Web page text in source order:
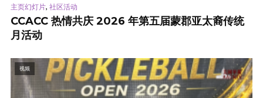
主页幻灯片, 社区活动
CCACC 热情共庆 2026 年第五届蒙郡亚太裔传统
月活动
视频